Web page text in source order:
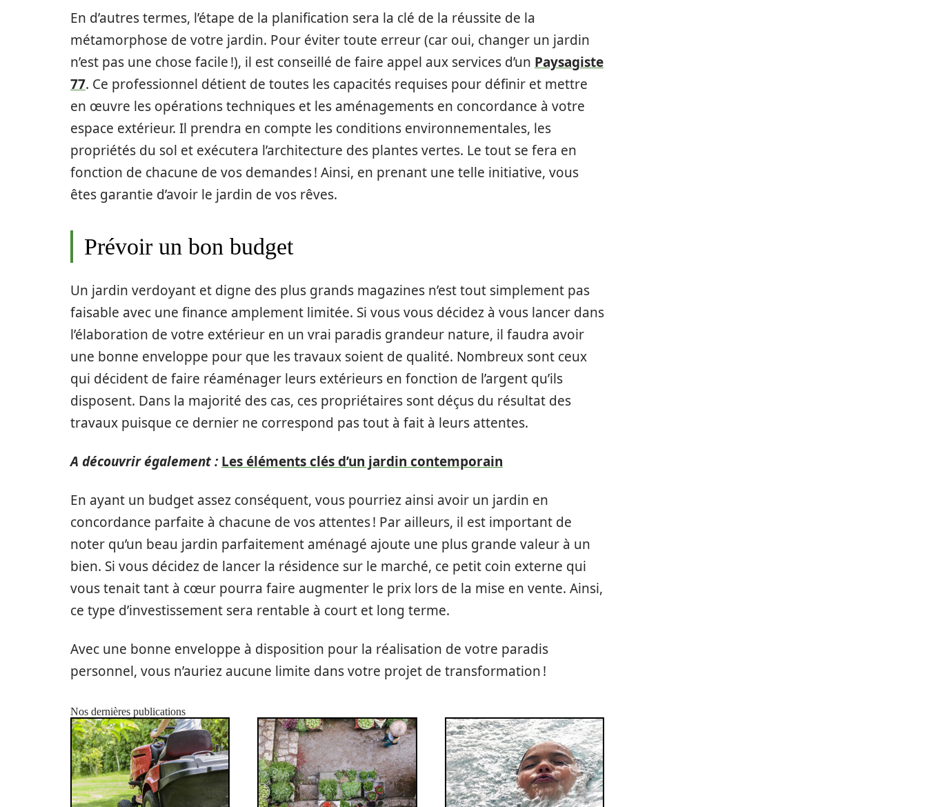
En d’autres termes, l’étape de la planification sera la clé de la réussite de la
métamorphose de votre jardin. Pour éviter toute erreur (car oui, changer un jardin
n’est pas une chose facile !), il est conseillé de faire appel aux services d’un Paysagiste
77. Ce professionnel détient de toutes les capacités requises pour définir et mettre
en œuvre les opérations techniques et les aménagements en concordance à votre
espace extérieur. Il prendra en compte les conditions environnementales, les
propriétés du sol et exécutera l’architecture des plantes vertes. Le tout se fera en
fonction de chacune de vos demandes ! Ainsi, en prenant une telle initiative, vous
êtes garantie d’avoir le jardin de vos rêves.
Prévoir un bon budget
Un jardin verdoyant et digne des plus grands magazines n’est tout simplement pas
faisable avec une finance amplement limitée. Si vous vous décidez à vous lancer dans
l’élaboration de votre extérieur en un vrai paradis grandeur nature, il faudra avoir
une bonne enveloppe pour que les travaux soient de qualité. Nombreux sont ceux
qui décident de faire réaménager leurs extérieurs en fonction de l’argent qu’ils
disposent. Dans la majorité des cas, ces propriétaires sont déçus du résultat des
travaux puisque ce dernier ne correspond pas tout à fait à leurs attentes.
A découvrir également : Les éléments clés d’un jardin contemporain
En ayant un budget assez conséquent, vous pourriez ainsi avoir un jardin en
concordance parfaite à chacune de vos attentes ! Par ailleurs, il est important de
noter qu’un beau jardin parfaitement aménagé ajoute une plus grande valeur à un
bien. Si vous décidez de lancer la résidence sur le marché, ce petit coin externe qui
vous tenait tant à cœur pourra faire augmenter le prix lors de la mise en vente. Ainsi,
ce type d’investissement sera rentable à court et long terme.
Avec une bonne enveloppe à disposition pour la réalisation de votre paradis
personnel, vous n’auriez aucune limite dans votre projet de transformation !
Nos dernières publications